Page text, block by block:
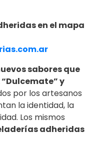
en el mapa
sabores que
“Dulcemate” y
por los artesanos
la identidad, la
Los mismos
adheridas